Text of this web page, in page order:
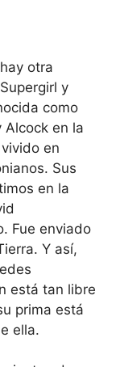
otra
y
como
Alcock en la
en
Sus
en la
Fue enviado
Y así,
está tan libre
prima está
ella.